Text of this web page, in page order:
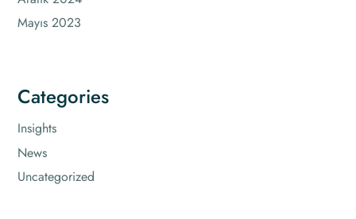
Mayıs 2023
Categories
Insights
News
Uncategorized